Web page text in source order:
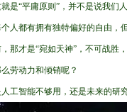
是“平庸原则”，并不是说我们
人都有拥有独特偏好的自由，
，那才是“宛如天神”，不可战
劳动力和倾销呢？
工智能不够用，还是未来的研